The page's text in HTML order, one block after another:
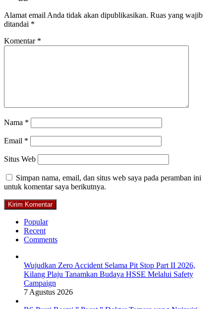
Alamat email Anda tidak akan dipublikasikan. Ruas yang wajib
ditandai *
Komentar *
Nama *
Email *
Situs Web
Simpan nama, email, dan situs web saya pada peramban ini
untuk komentar saya berikutnya.
Popular
Recent
Comments
Wujudkan Zero Accident Selama Pit Stop Part II 2026,
Kilang Plaju Tanamkan Budaya HSSE Melalui Safety
Campaign
7 Agustus 2026